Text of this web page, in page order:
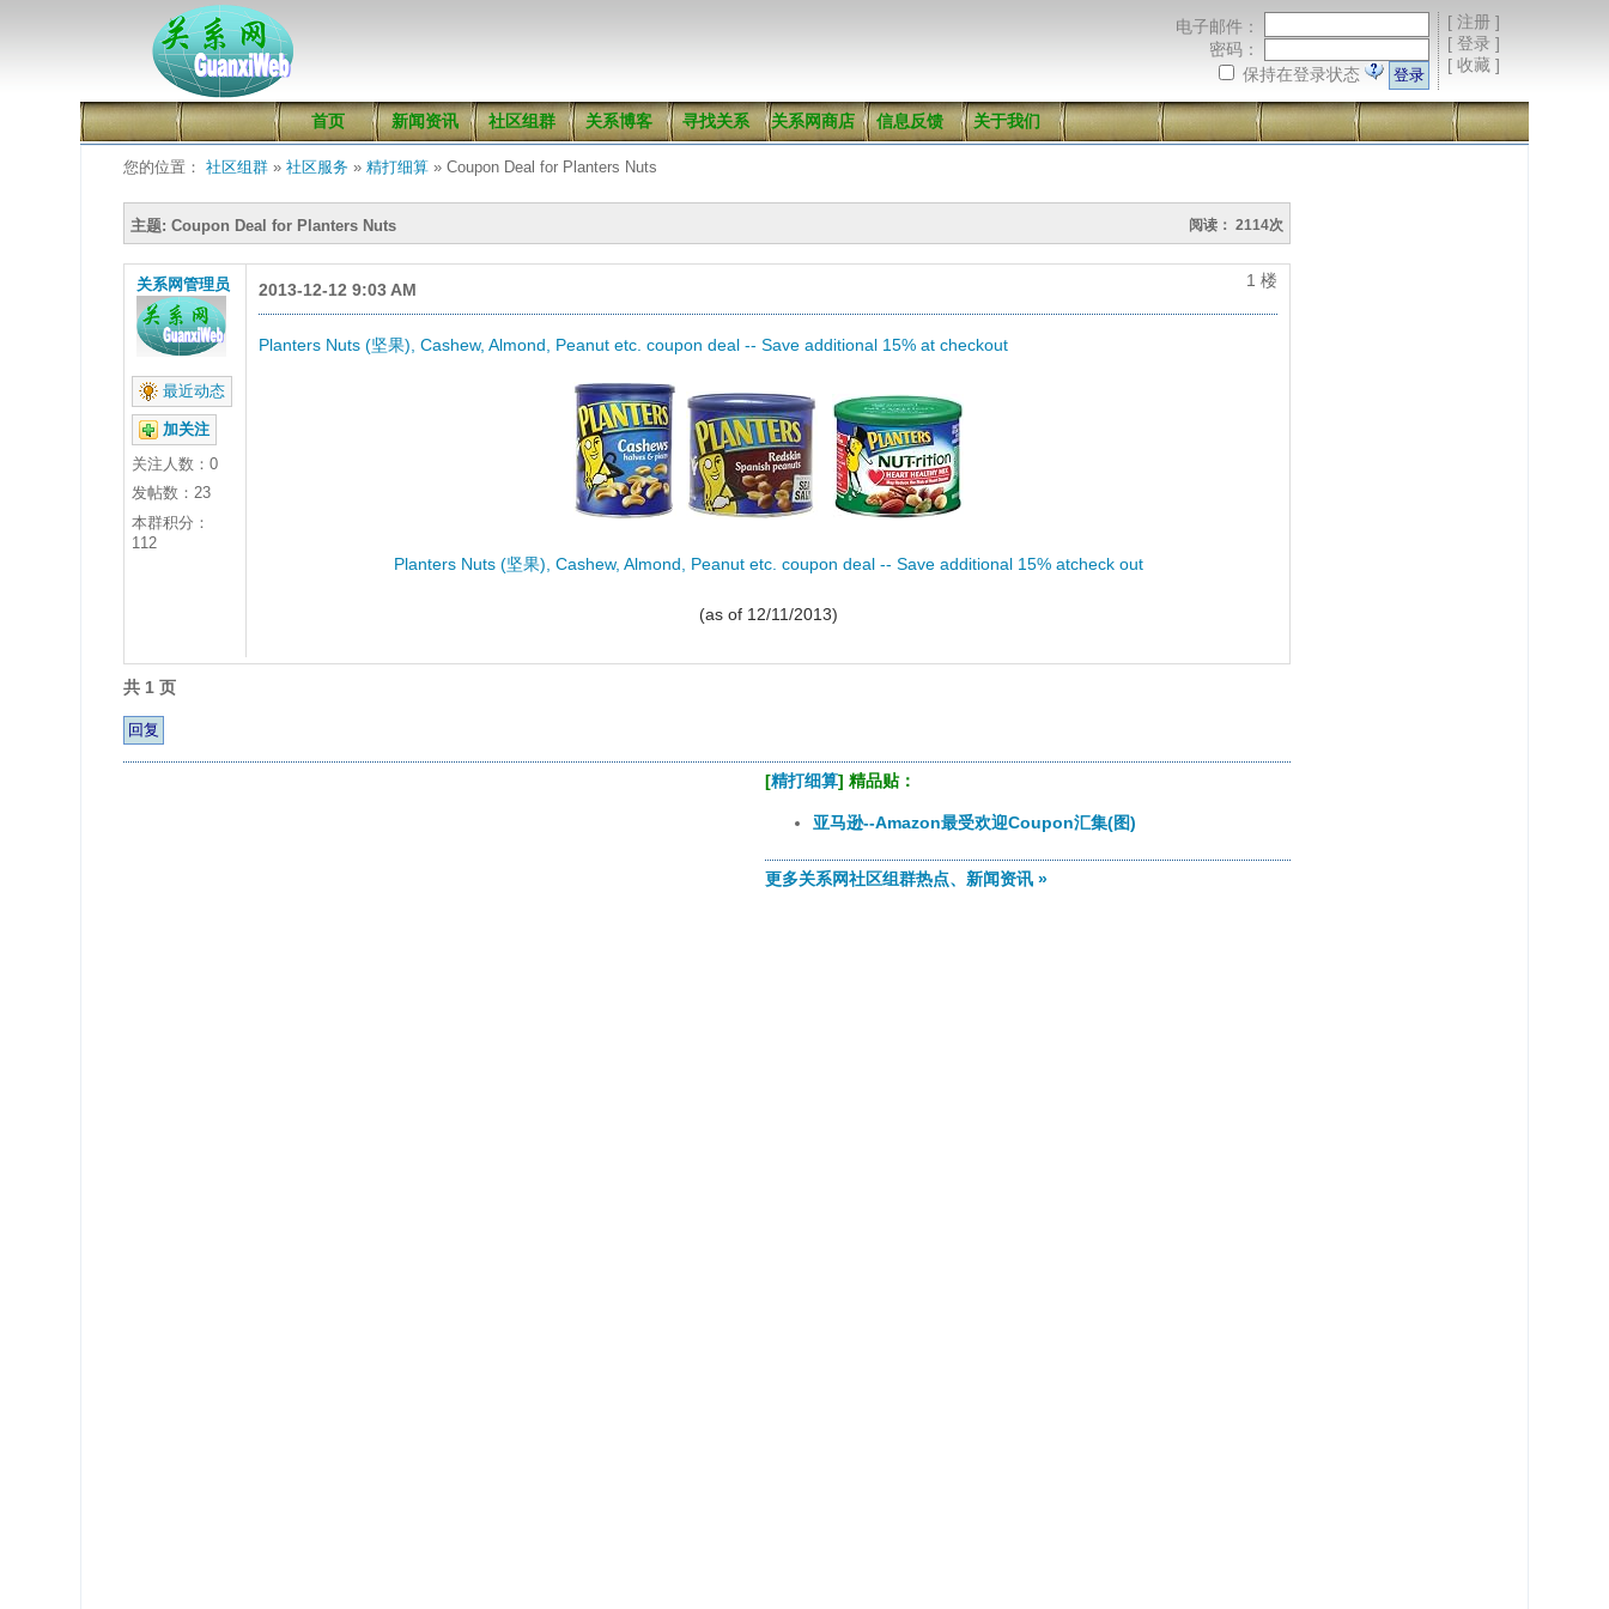
[ 注册]
[ 登录]
[ 收藏]
电子邮件：
密码：
保持在登录状态
首页 新闻资讯 社区组群 关系博客 寻找关系 关系网商店 信息反馈 关于我们
您的位置：社区组群 »社区服务 »精打细算 » Coupon Deal for Planters Nuts
主题: Coupon Deal for Planters Nuts 阅读： 2114次
关系网管理员
最近动态
加关注
关注人数：0
发帖数：23
本群积分：
112
1 楼
2013-12-12 9:03 AM
Planters Nuts (坚果), Cashew, Almond, Peanut etc. coupon deal -- Save additional 15% at checkout
Planters Nuts (坚果), Cashew, Almond, Peanut etc. coupon deal -- Save additional 15% atcheck out
(as of 12/11/2013)
共 1 页
[精打细算] 精品贴：
亚马逊--Amazon最受欢迎Coupon汇集(图)
更多关系网社区组群热点、新闻资讯 »